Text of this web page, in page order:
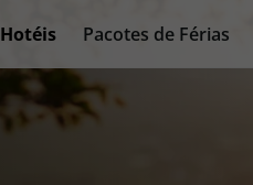
Hotéis
Pacotes de Férias
Blog TopViagens